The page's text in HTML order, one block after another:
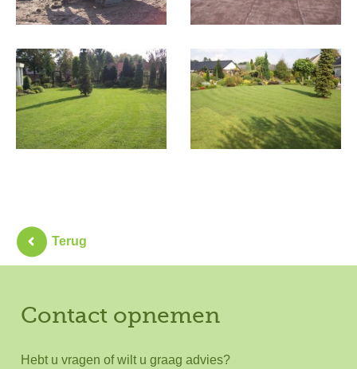
Terug
Contact opnemen
Hebt u vragen of wilt u graag advies?